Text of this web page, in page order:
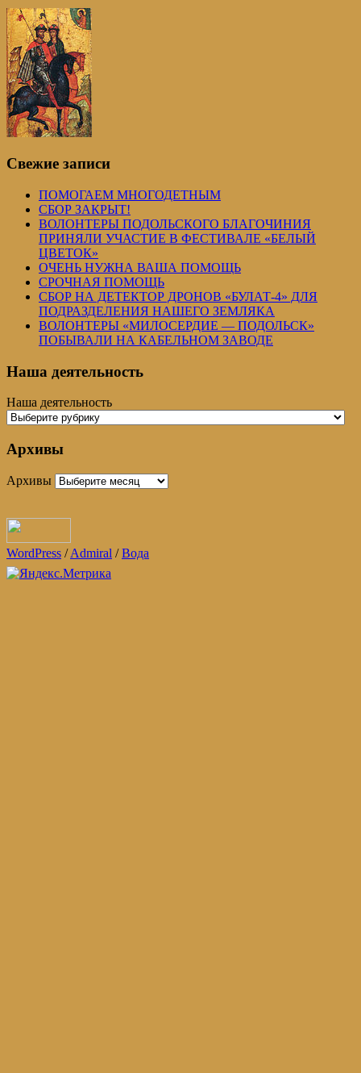
Свежие записи
ПОМОГАЕМ МНОГОДЕТНЫМ
СБОР ЗАКРЫТ!
ВОЛОНТЕРЫ ПОДОЛЬСКОГО БЛАГОЧИНИЯ
ПРИНЯЛИ УЧАСТИЕ В ФЕСТИВАЛЕ «БЕЛЫЙ
ЦВЕТОК»
ОЧЕНЬ НУЖНА ВАША ПОМОЩЬ
СРОЧНАЯ ПОМОЩЬ
СБОР НА ДЕТЕКТОР ДРОНОВ «БУЛАТ-4» ДЛЯ
ПОДРАЗДЕЛЕНИЯ НАШЕГО ЗЕМЛЯКА
ВОЛОНТЕРЫ «МИЛОСЕРДИЕ — ПОДОЛЬСК»
ПОБЫВАЛИ НА КАБЕЛЬНОМ ЗАВОДЕ
Наша деятельность
Наша деятельность
Архивы
Архивы
WordPress /Admiral /Вода